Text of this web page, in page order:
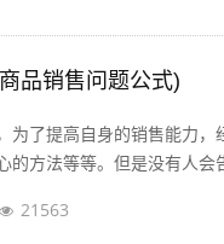
品销售问题公式)
为了提高自身的销售能力
的方法等等。但是没有人会
21563